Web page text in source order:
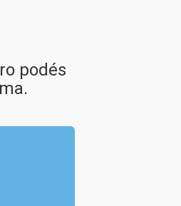
podés